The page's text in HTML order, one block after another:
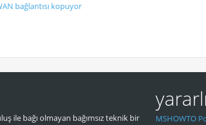
bağlantısı kopuyor
ile bağı olmayan bağımsız teknik bir
MSHOWTO